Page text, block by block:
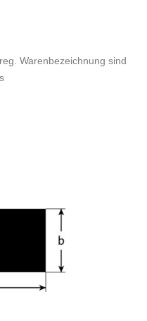
Warenbezeichnung sind